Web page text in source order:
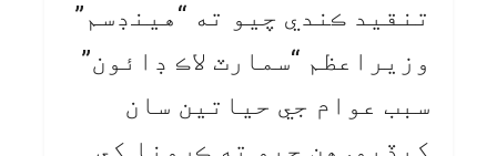
تنقيد ڪندي چيو ته “هينڊسم”
وزيراعظم “سمارٽ لاڪ ڊائون”
سبب عوام جي حياتين سان
کيڏيو. هن چيو ته ڪرونا کي